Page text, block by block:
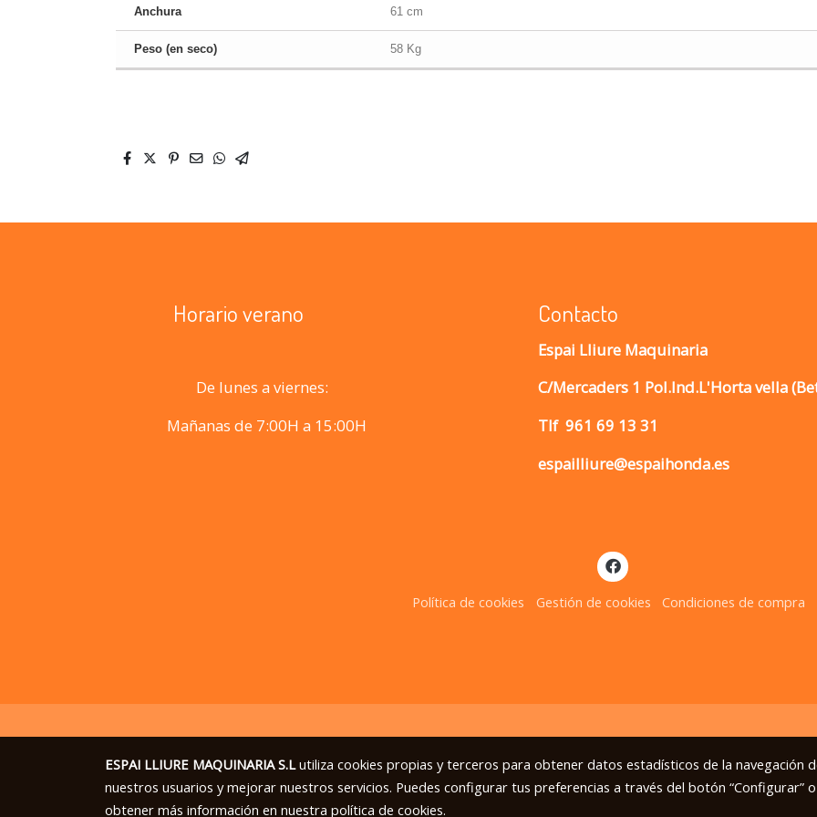
Anchura 61 cm
Peso (en seco) 58 Kg
Horario verano
De lunes a viernes:
Mañanas de 7:00H a 15:00H
Contacto
Espai Lliure Maquinaria
C/Mercaders 1 Pol.Ind.L'Horta vella
Tlf 961 69 13 31
espailliure@espaihonda.es
Política de cookies Gestión de cookies Condiciones de compra
ESPAI LLIURE MAQUINARIA S.Lutiliza cookies propias y terceros para obtener datos estadísticos de la navegación
nuestros usuarios y mejorar nuestros servicios. Puedes configurar tus preferencias a través del botón “Configurar” o
obtener más información en nuestra política de cookies.